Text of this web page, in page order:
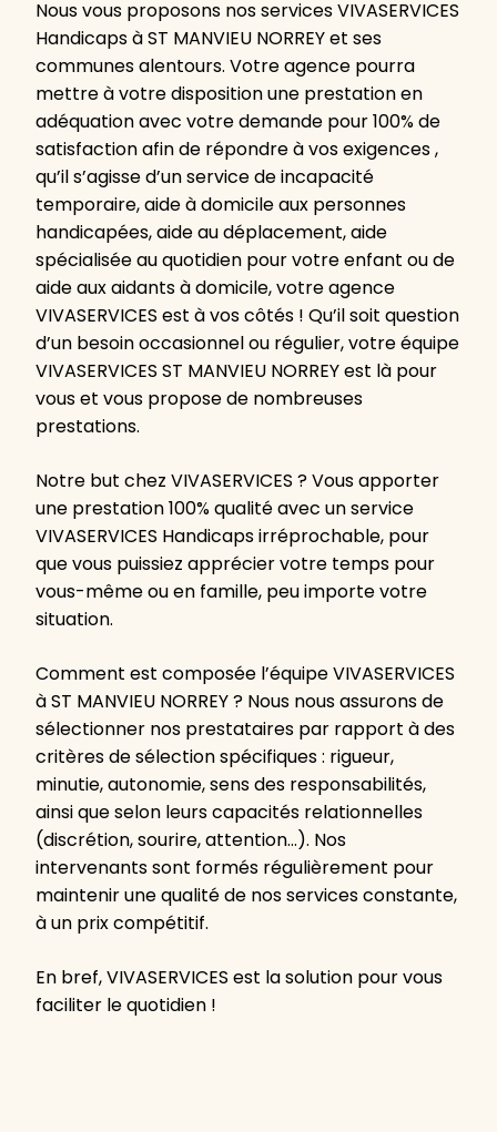
Nous vous proposons nos services VIVASERVICES
Handicaps à ST MANVIEU NORREY et ses
communes alentours. Votre agence pourra
mettre à votre disposition une prestation en
adéquation avec votre demande pour 100% de
satisfaction afin de répondre à vos exigences ,
qu’il s’agisse d’un service de incapacité
temporaire, aide à domicile aux personnes
handicapées, aide au déplacement, aide
spécialisée au quotidien pour votre enfant ou de
aide aux aidants à domicile, votre agence
VIVASERVICES est à vos côtés ! Qu’il soit question
d’un besoin occasionnel ou régulier, votre équipe
VIVASERVICES ST MANVIEU NORREY est là pour
vous et vous propose de nombreuses
prestations.
Notre but chez VIVASERVICES ? Vous apporter
une prestation 100% qualité avec un service
VIVASERVICES Handicaps irréprochable, pour
que vous puissiez apprécier votre temps pour
vous-même ou en famille, peu importe votre
situation.
Comment est composée l’équipe VIVASERVICES
à ST MANVIEU NORREY ? Nous nous assurons de
sélectionner nos prestataires par rapport à des
critères de sélection spécifiques : rigueur,
minutie, autonomie, sens des responsabilités,
ainsi que selon leurs capacités relationnelles
(discrétion, sourire, attention…). Nos
intervenants sont formés régulièrement pour
maintenir une qualité de nos services constante,
à un prix compétitif.
En bref, VIVASERVICES est la solution pour vous
faciliter le quotidien !